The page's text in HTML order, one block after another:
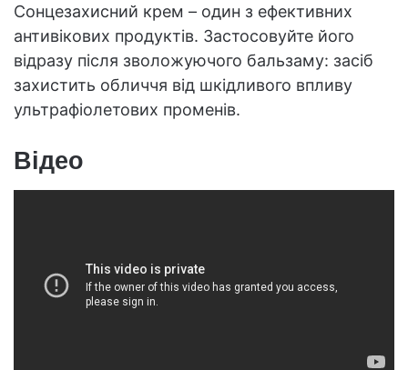
Сонцезахисний крем – один з ефективних
антивікових продуктів. Застосовуйте його
відразу після зволожуючого бальзаму: засіб
захистить обличчя від шкідливого впливу
ультрафіолетових променів.
Відео